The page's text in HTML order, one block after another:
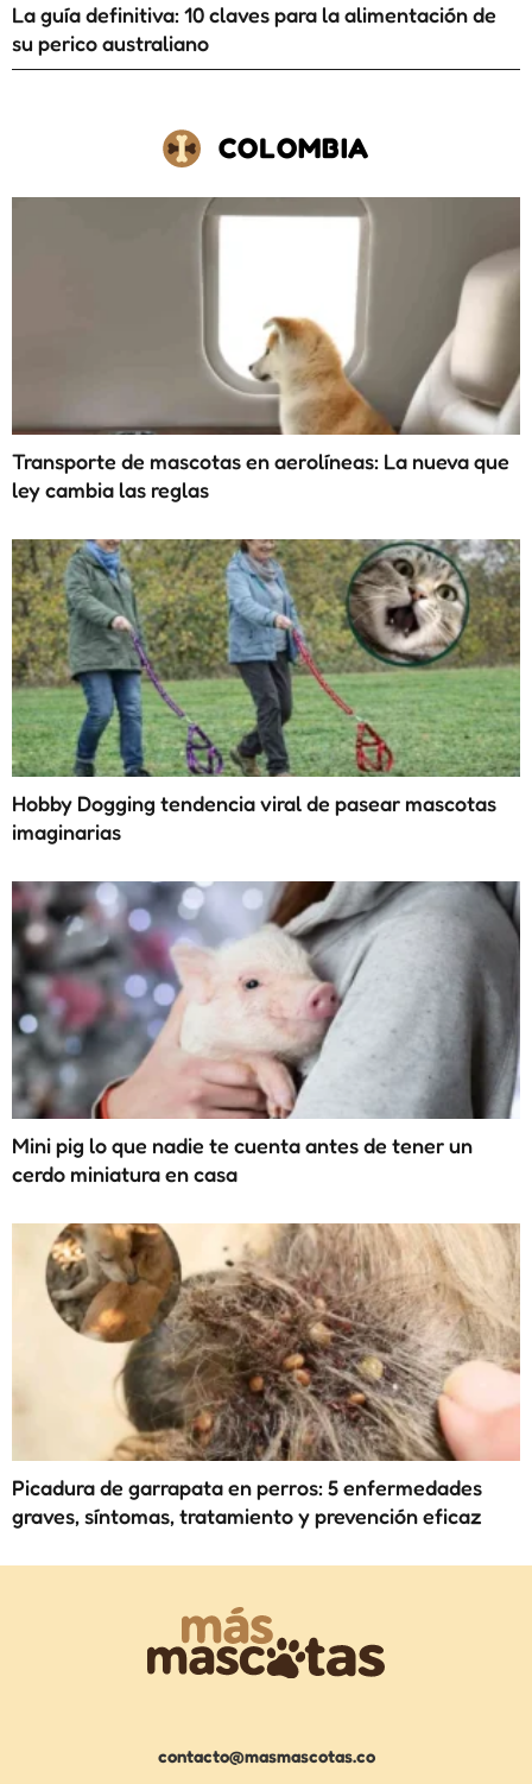
La guía definitiva: 10 claves para la alimentación de
su perico australiano
COLOMBIA
Transporte de mascotas en aerolíneas: La nueva que
ley cambia las reglas
Hobby Dogging tendencia viral de pasear mascotas
imaginarias
Mini pig lo que nadie te cuenta antes de tener un
cerdo miniatura en casa
Picadura de garrapata en perros: 5 enfermedades
graves, síntomas, tratamiento y prevención eficaz
contacto@masmascotas.co